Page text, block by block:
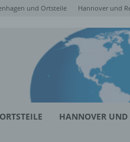
und Ortsteile Hannover und
HANNOVER UND